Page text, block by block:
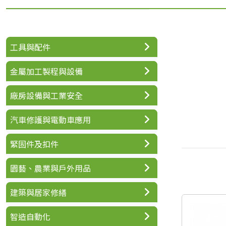
工具與配件
金屬加工製程與設備
廠房設備與工業安全
汽車修護與電動車應用
緊固件及扣件
園藝、農業與戶外用品
建築與居家修繕
智造自動化